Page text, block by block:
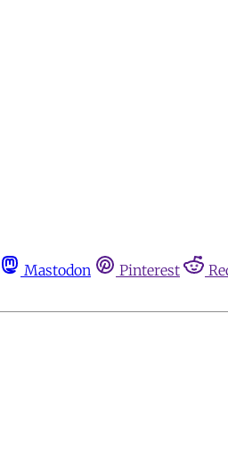
Mastodon Pinterest